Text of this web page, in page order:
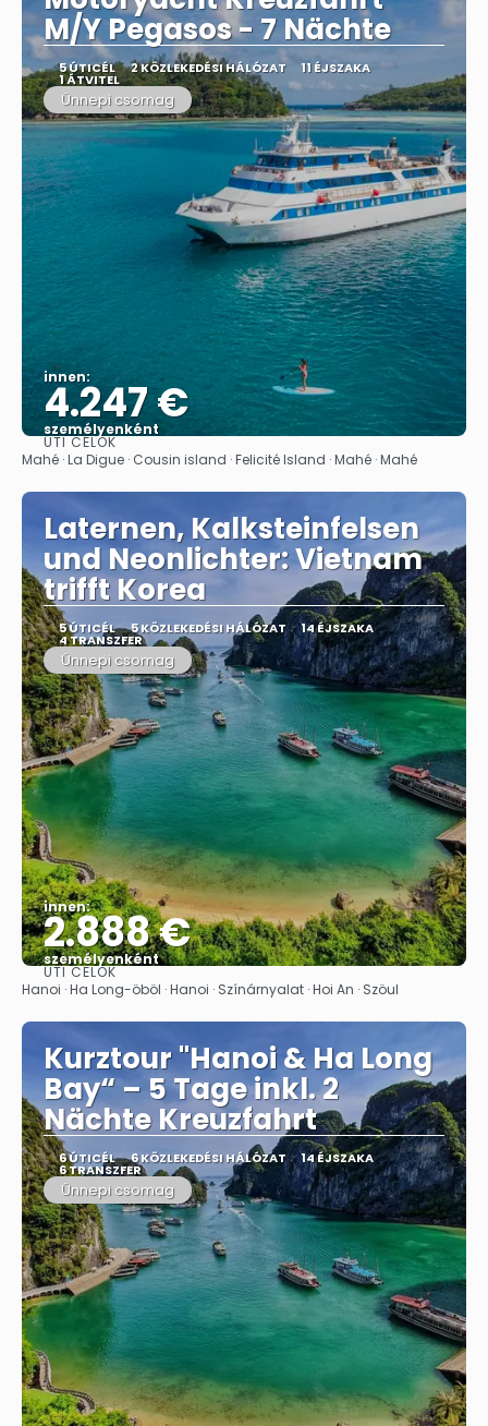
M/Y Pegasos - 7 Nächte
5 ÚTICÉL 2 KÖZLEKEDÉSI HÁLÓZAT 11 ÉJSZAKA
1 ÁTVITEL
Ünnepi csomag
innen:
4.247 €
személyenként
Megnézem
ÚTI CÉLOK
Mahé · La Digue · Cousin island · Felicité Island · Mahé · Mahé
Laternen, Kalksteinfelsen
und Neonlichter: Vietnam
trifft Korea
5 ÚTICÉL 5 KÖZLEKEDÉSI HÁLÓZAT 14 ÉJSZAKA
4 TRANSZFER
Ünnepi csomag
innen:
2.888 €
személyenként
Megnézem
ÚTI CÉLOK
Hanoi · Ha Long-öböl · Hanoi · Színárnyalat · Hoi An · Szöul
Kurztour "Hanoi & Ha Long
Bay“ – 5 Tage inkl. 2
Nächte Kreuzfahrt
6 ÚTICÉL 6 KÖZLEKEDÉSI HÁLÓZAT 14 ÉJSZAKA
6 TRANSZFER
Ünnepi csomag